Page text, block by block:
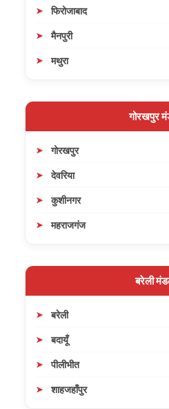
फिरोजाबाद
मैनपुरी
मथुरा
गोरखपुर
गोरखपुर
देवरिया
कुशीनगर
महराजगंज
बरेली
बरेली
बदायूँ
पीलीभीत
शाहजहाँपुर